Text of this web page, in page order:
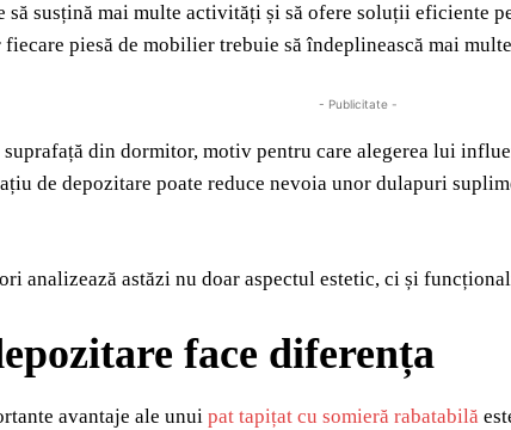
să susțină mai multe activități și să ofere soluții eficiente
piesă de mobilier trebuie să îndeplinească mai
- Publicitate -
suprafață din dormitor, motiv pentru care alegerea lui
de depozitare poate reduce nevoia unor dulapuri
analizează astăzi nu doar aspectul estetic, ci și
face diferența
avantaje ale unui pat tapițat cu somieră rabatabilă